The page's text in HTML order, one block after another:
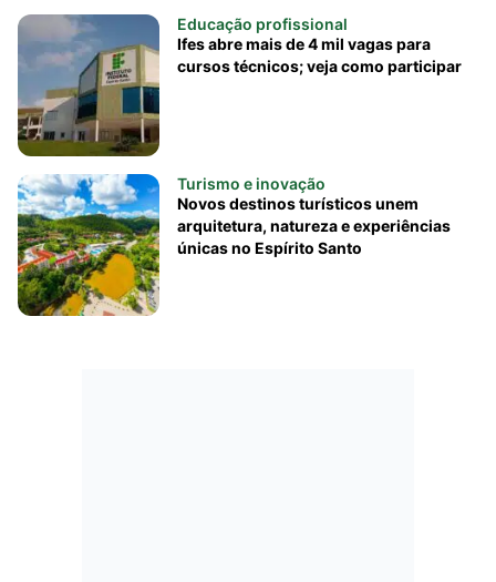
Educação profissional
Ifes abre mais de 4 mil vagas para
cursos técnicos; veja como participar
Turismo e inovação
Novos destinos turísticos unem
arquitetura, natureza e experiências
únicas no Espírito Santo